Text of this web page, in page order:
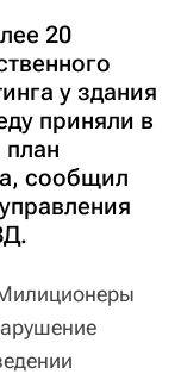
20
у здания
приняли в
план
сообщил